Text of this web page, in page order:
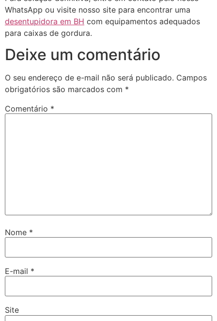
WhatsApp ou visite nosso site para encontrar uma
desentupidora em BH com equipamentos adequados
para caixas de gordura.
Deixe um comentário
O seu endereço de e-mail não será publicado. Campos
obrigatórios são marcados com *
Comentário *
Nome *
E-mail *
Site